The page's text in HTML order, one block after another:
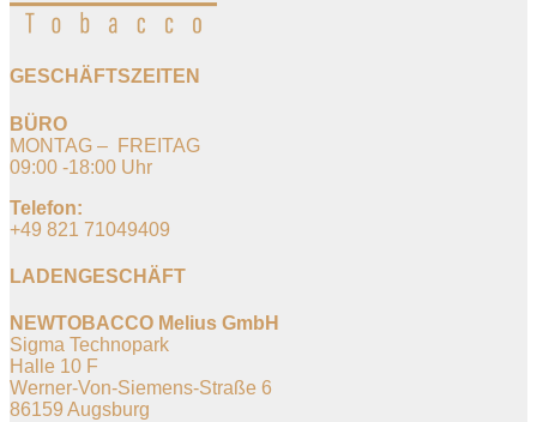
GESCHÄFTSZEITEN
BÜRO
MONTAG – FREITAG
09:00 -18:00 Uhr
Telefon:
+49 821 71049409
LADENGESCHÄFT
NEWTOBACCO Melius GmbH
Sigma Technopark
Halle 10 F
Werner-Von-Siemens-Straße 6
86159 Augsburg